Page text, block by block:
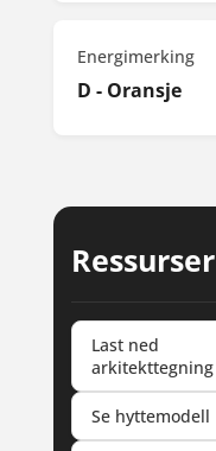
Energimerking
D - Oransje
Ressurser
Last ned
arkitekttegning
Se hyttemodell